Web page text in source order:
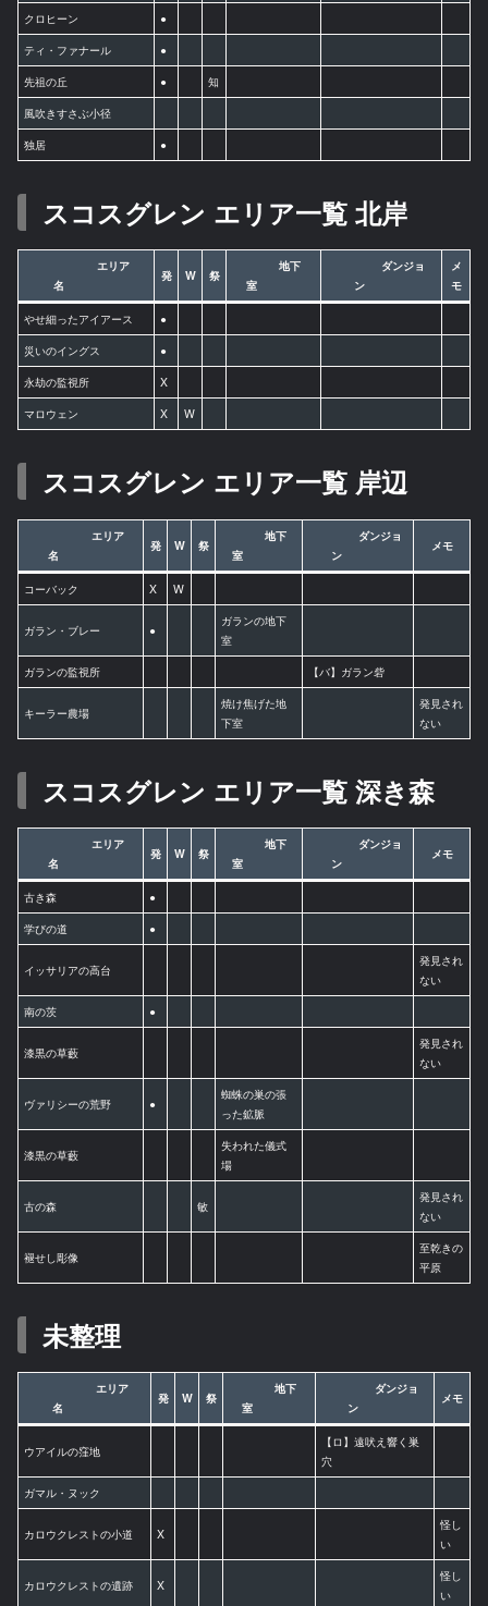
クロヒーン
●
ティ・ファナール
●
先祖の丘
●
知
風吹きすさぶ小径
独居
●
スコスグレン エリア一覧 北岸
エリア
名
発 W 祭
地下
室
ダンジョ
ン
メ
モ
やせ細ったアイアース
●
災いのイングス
●
永劫の監視所
X
マロウェン
X W
スコスグレン エリア一覧 岸辺
エリア
名
発 W 祭
地下
室
ダンジョ
ン
メモ
コーバック X W
ガラン・ブレー ●
ガランの地下
室
ガランの監視所
【バ】ガラン砦
キーラー農場
焼け焦げた地
下室
発見され
ない
スコスグレン エリア一覧 深き森
エリア
名
発 W 祭
地下
室
ダンジョ
ン
メモ
古き森
●
学びの道
●
イッサリアの高台
発見され
ない
南の茨
●
漆黒の草藪
発見され
ない
ヴァリシーの荒野 ●
蜘蛛の巣の張
った鉱脈
漆黒の草藪
失われた儀式
場
古の森 敏
発見され
ない
褪せし彫像
至乾きの
平原
未整理
エリア
名
発 W 祭
地下
室
ダンジョ
ン
メモ
ウアイルの窪地
【ロ】遠吠え響く巣
穴
ガマル・ヌック
カロウクレストの小道 X
怪し
い
カロウクレストの遺跡 X
怪し
い